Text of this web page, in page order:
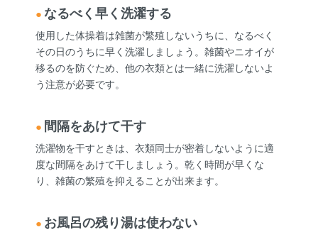
なるべく早く洗濯する
使用した体操着は雑菌が繁殖しないうちに、なるべく
その日のうちに早く洗濯しましょう。雑菌やニオイが
移るのを防ぐため、他の衣類とは一緒に洗濯しないよ
う注意が必要です。
間隔をあけて干す
洗濯物を干すときは、衣類同士が密着しないように適
度な間隔をあけて干しましょう。乾く時間が早くな
り、雑菌の繁殖を抑えることが出来ます。
お風呂の残り湯は使わない